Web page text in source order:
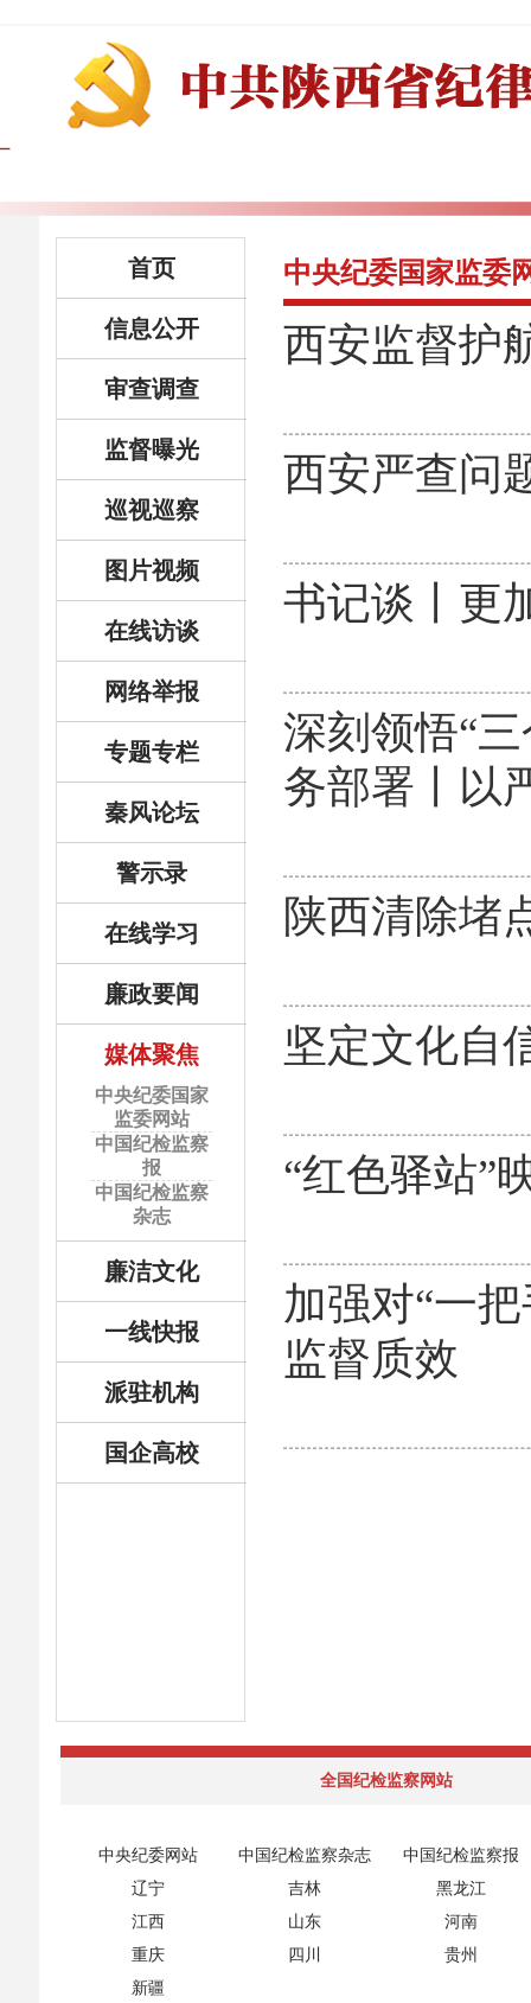
首页
信息公开
审查调查
监督曝光
巡视巡察
图片视频
在线访谈
网络举报
专题专栏
秦风论坛
警示录
在线学习
廉政要闻
媒体聚焦
中央纪委国家
监委网站
中国纪检监察
报
中国纪检监察
杂志
廉洁文化
一线快报
派驻机构
国企高校
中央纪委国家监委
西安监督护
西安严查问
书记谈丨更
深刻领悟“
务部署丨以
陕西清除堵
坚定文化自
“红色驿站”
加强对“一
监督质效
全国纪检监察网站
中央纪委网站 中国纪检监察杂志
中国纪检监察报
辽宁
吉林
黑龙江
江西
山东
河南
重庆
四川
贵州
新疆